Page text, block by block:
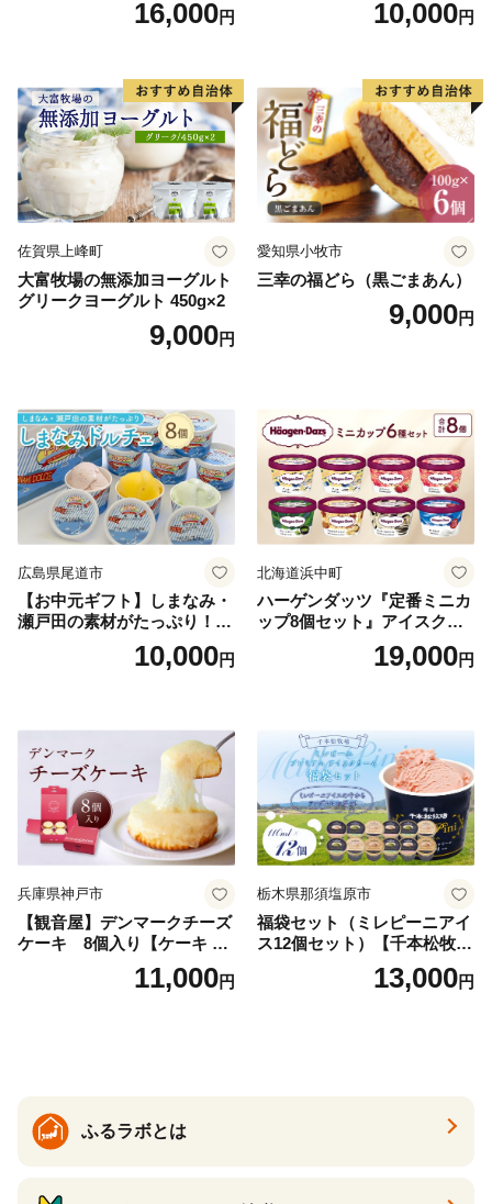
22424274] 芋ケンピ セット
16,000円
ご褒美】スイーツ 栗 モンブ
子 菓子 F4N-2298
10,000円
佐賀県上峰町
大富牧場の無添加ヨーグルト
グリークヨーグルト 450g×2
9,000円
愛知県小牧市
三幸の福どら（黒ごまあん）
9,000円
広島県尾道市
【お中元ギフト】しまなみ・
瀬戸田の素材がたっぷり！ジ
10,000円
北海道浜中町
ハーゲンダッツ『定番ミニカ
ップ8個セット』アイスクリ
ーム アイス スイーツ デザー
19,000円
兵庫県神戸市
【観音屋】デンマークチーズ
ケーキ 8個入り【ケーキ チ
ーズケーキ 人気スイーツ お
すすめスイーツ 神戸スイー
11,000円
栃木県那須塩原市
福袋セット（ミレピーニアイ
ス12個セット）【千本松牧
場】 ns025-014-12 【デザー
ト 詰め合わせ ギフト】
13,000円
ふるラボとは